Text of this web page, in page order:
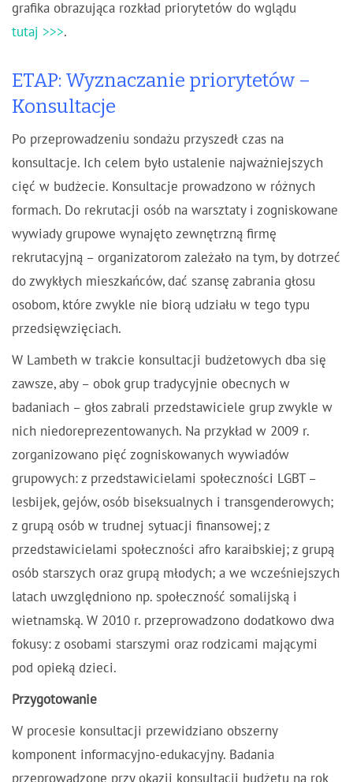
grafika obrazująca rozkład priorytetów do wglądu
tutaj >>>.
ETAP: Wyznaczanie priorytetów –
Konsultacje
Po przeprowadzeniu sondażu przyszedł czas na
konsultacje. Ich celem było ustalenie najważniejszych
cięć w budżecie. Konsultacje prowadzono w różnych
formach. Do rekrutacji osób na warsztaty i zogniskowane
wywiady grupowe wynajęto zewnętrzną firmę
rekrutacyjną – organizatorom zależało na tym, by dotrzeć
do zwykłych mieszkańców, dać szansę zabrania głosu
osobom, które zwykle nie biorą udziału w tego typu
przedsięwzięciach.
W Lambeth w trakcie konsultacji budżetowych dba się
zawsze, aby – obok grup tradycyjnie obecnych w
badaniach – głos zabrali przedstawiciele grup zwykle w
nich niedoreprezentowanych. Na przykład w 2009 r.
zorganizowano pięć zogniskowanych wywiadów
grupowych: z przedstawicielami społeczności LGBT –
lesbijek, gejów, osób biseksualnych i transgenderowych;
z grupą osób w trudnej sytuacji finansowej; z
przedstawicielami społeczności afro karaibskiej; z grupą
osób starszych oraz grupą młodych; a we wcześniejszych
latach uwzględniono np. społeczność somalijską i
wietnamską. W 2010 r. przeprowadzono dodatkowo dwa
fokusy: z osobami starszymi oraz rodzicami mającymi
pod opieką dzieci.
Przygotowanie
W procesie konsultacji przewidziano obszerny
komponent informacyjno-edukacyjny. Badania
przeprowadzone przy okazji konsultacji budżetu na rok